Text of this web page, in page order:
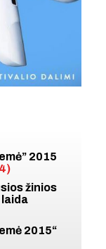
2015
žinios
2015“